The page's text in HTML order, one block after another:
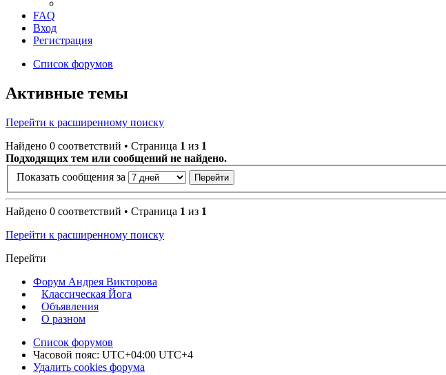
FAQ
Вход
Регистрация
Список форумов
Активные темы
Перейти к расширенному поиску
Найдено 0 соответствий • Страница 1 из 1
Подходящих тем или сообщений не найдено.
Показать сообщения за
Найдено 0 соответствий • Страница 1 из 1
Перейти к расширенному поиску
Перейти
Форум Андрея Викторова
Классическая Йога
Объявления
О разном
Список форумов
Часовой пояс: UTC+04:00 UTC+4
Удалить cookies форума